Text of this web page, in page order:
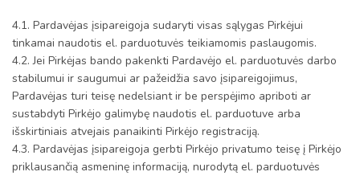
4.1. Pardavėjas įsipareigoja sudaryti visas sąlygas Pirkėjui
tinkamai naudotis el. parduotuvės teikiamomis paslaugomis.
4.2. Jei Pirkėjas bando pakenkti Pardavėjo el. parduotuvės darbo
stabilumui ir saugumui ar pažeidžia savo įsipareigojimus,
Pardavėjas turi teisę nedelsiant ir be perspėjimo apriboti ar
sustabdyti Pirkėjo galimybę naudotis el. parduotuve arba
išskirtiniais atvejais panaikinti Pirkėjo registraciją.
4.3. Pardavėjas įsipareigoja gerbti Pirkėjo privatumo teisę į Pirkėjo
priklausančią asmeninę informaciją, nurodytą el. parduotuvės